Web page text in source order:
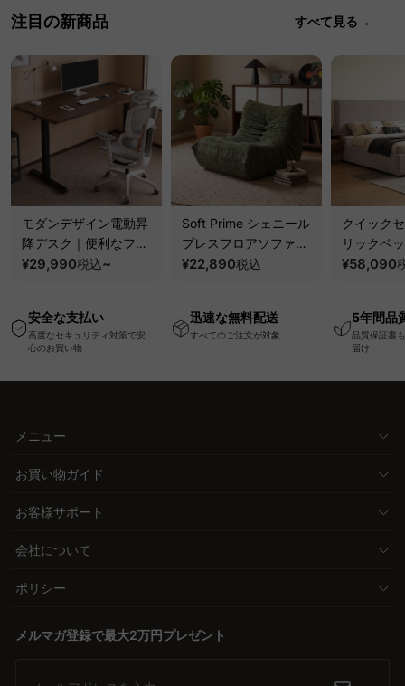
注目の新商品 すべて見る→
モダンデザイン電動昇
降デスク｜便利なフッ
ク・コンセント・
ー機能搭載ワークデス
ク
¥29,990税込~
Soft Prime シェニール
プレスフロアソファ｜
圧縮梱包で搬入しやす
ァ
¥22,890税込
クイック
リックベ
要で組み
¥58,090
安全な支払い
高度なセキュリティ対策で安
心のお買い物
迅速な無料配送
すべてのご注文が対象
5年間品
品質保証書
届け
メニュー
お買い物ガイド
お客様サポート
会社について
ポリシー
メルマガ登録で最大2万円プレゼント